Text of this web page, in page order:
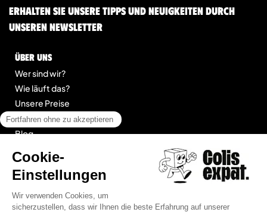
Erhalten Sie unsere Tipps und Neuigkeiten durch
unseren Newsletter
Über uns
Wer sind wir?
Wie läuft das?
Unsere Preise
Kontakt
Blog
legal
Impressum
Allgemeine Geschäftsbedingungen für Dienstleistungen